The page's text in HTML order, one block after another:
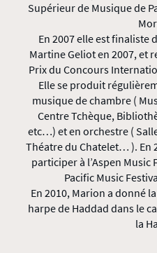
Supérieur de Musique de
En 2007 elle est
Martine Geliot en 2007, et
Prix du Concours
Elle se produit
musique de chambre (
Centre Tchèque,
etc…) et en orchestre (
Théatre du Chatelet… ). En
participer à l’Aspen Music
Pacific Music
En 2010, Marion a donné
harpe de Haddad dans le
la